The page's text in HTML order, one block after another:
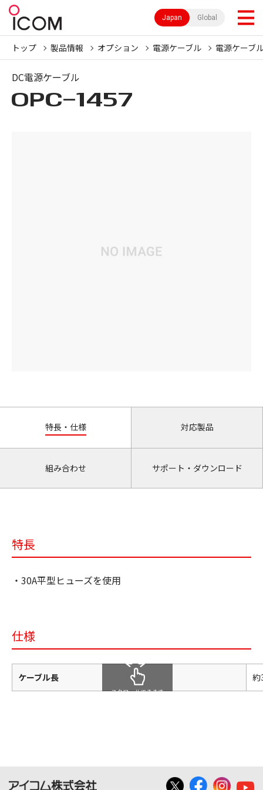
Japan Global
トップ 製品情報 オプション 電源ケーブル 電源ケーブ
DC電源ケーブル
OPC-1457
特長・仕様 対応製品
組み合わせ サポート・ダウンロード
特長
・30A平型ヒューズを使用
仕様
ケーブル長
スクロールできます